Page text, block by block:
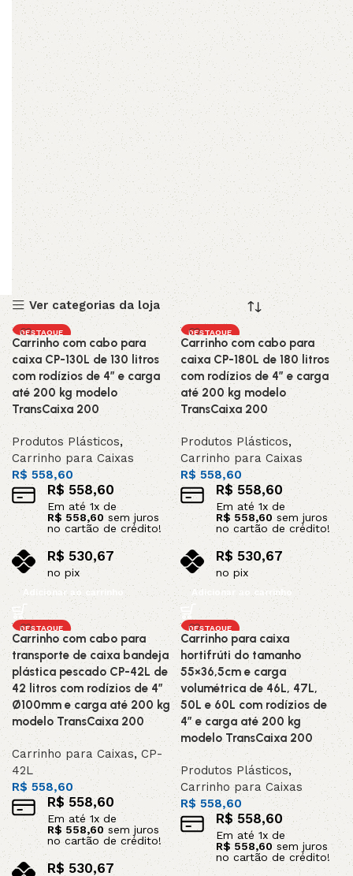
Ver categorias da loja
DESTAQUE
Carrinho com cabo para
caixa CP-130L de 130 litros
com rodízios de 4” e carga
até 200 kg modelo
TransCaixa 200
Produtos Plásticos,
Carrinho para Caixas
R$ 558,60
R$ 558,60
Em até 1x de
R$ 558,60sem juros
no cartão de crédito!
R$ 530,67
no pix
Adicionar ao carrinho
DESTAQUE
Carrinho com cabo para
caixa CP-180L de 180 litros
com rodízios de 4” e carga
até 200 kg modelo
TransCaixa 200
Produtos Plásticos,
Carrinho para Caixas
R$ 558,60
R$558,60
Em até 1x de
R$ 558,60sem juros
no cartão de crédito!
R$530,67
no pix
Adicionar ao carrinho
DESTAQUE
Carrinho com cabo para
transporte de caixa bandeja
plástica pescado CP-42L de
42 litros com rodízios de 4”
Ø100mm e carga até 200 kg
modelo TransCaixa 200
Carrinho para Caixas, CP-
42L
R$558,60
R$ 558,60
Em até 1x de
R$558,60sem juros
no cartão de crédito!
R$530,67
DESTAQUE
Carrinho para caixa
hortifrúti do tamanho
55×36,5cm e carga
volumétrica de 46L, 47L,
50L e 60L com rodízios de
4” e carga até 200 kg
modelo TransCaixa 200
Produtos Plásticos,
Carrinho para Caixas
R$558,60
R$558,60
Em até 1x de
R$558,60sem juros
no cartão de crédito!